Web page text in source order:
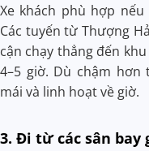
Xe khách phù hợp
Các tuyến từ Thượng
cận chạy thẳng đến
4–5 giờ. Dù chậm
mái và linh hoạt về giờ.
3. Đi từ các sân bay